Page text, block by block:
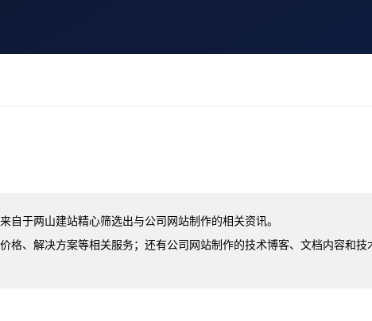
自于两山建站精心筛选出与公司网站制作的相关资讯。
格、解决方案等相关服务；还有公司网站制作的技术博客、文档内容和